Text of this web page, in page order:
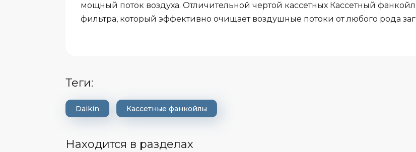
мощный поток воздуха. Отличительной чертой кассетных Кассетный
фильтра, который эффективно очищает воздушные потоки от любого рода
теги:
Daikin Кассетные фанкойлы
Находится в разделах